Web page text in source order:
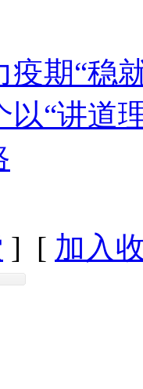
疫期“稳
以“讲道
] [ 加入